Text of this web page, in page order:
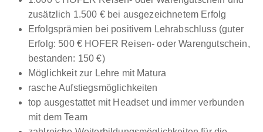
Ö
Lehre Einzelhandelskauffrau*mann (w/m/d)
Österreichische Post AG
Mehrere Standorte
1.028 - 1.687 € pro Monat
zusätzlich 1.500 € bei ausgezeichnetem Erfolg
Erfolgsprämien bei positivem Lehrabschluss (guter
Erfolg: 500 € HOFER Reisen- oder Warengutschein,
bestanden: 150 €)
Möglichkeit zur Lehre mit Matura
rasche Aufstiegsmöglichkeiten
top ausgestattet mit Headset und immer verbunden
mit dem Team